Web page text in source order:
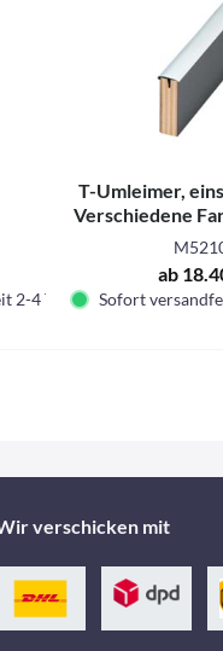
2-4 Tage.
T-Umleimer,
Verschiedene
ab
Sofort
verschicken mit